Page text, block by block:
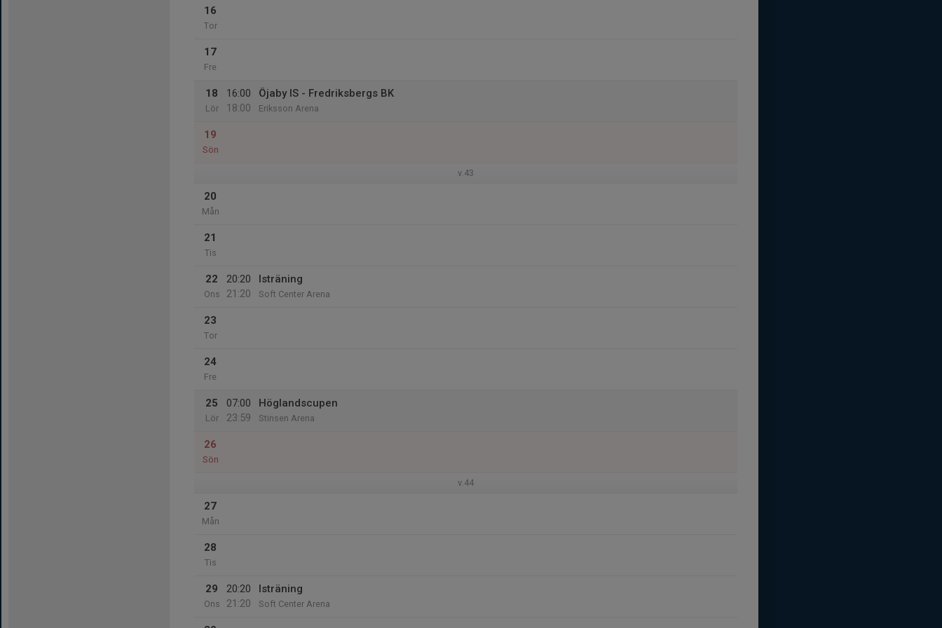
16
Tor
17
Fre
18
Lör
16:00
18:00
Öjaby IS - Fredriksbergs BK
Eriksson Arena
19
Sön
v.43
20
Mån
21
Tis
22
Ons
20:20
21:20
Isträning
Soft Center Arena
23
Tor
24
Fre
25
Lör
07:00
23:59
Höglandscupen
Stinsen Arena
26
Sön
v.44
27
Mån
28
Tis
29
Ons
20:20
21:20
Isträning
Soft Center Arena